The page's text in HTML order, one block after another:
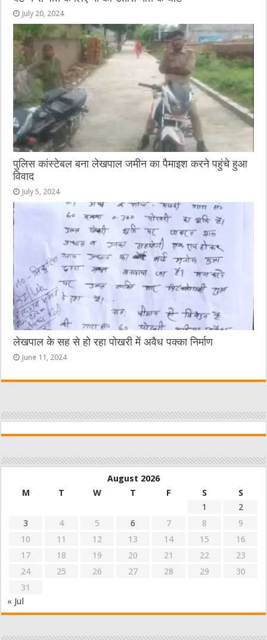
July 20, 2024
पुलिस कांस्टेबल बना लेखपाल जमीन का पैमाइश करने पहुंचे हुआ
विवाद
July 5, 2024
लेखपाल के सह से हो रहा पोखरी में अवैध पक्का निर्माण
June 11, 2024
August 2026
M
T W T F S
S
1
2
3
4 5 6 7 8
9
10
11 12 13 14 15
16
17
18 19 20 21 22
23
24
25 26 27 28 29
30
31
« Jul